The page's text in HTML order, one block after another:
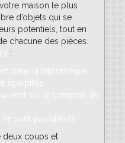
maison le plus
d’objets qui se
potentiels, tout en
chacune des pièces.
:
deux coups et